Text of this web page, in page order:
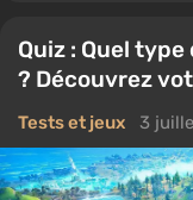
Quiz : Quel
? Découvrez
Tests et jeux 3